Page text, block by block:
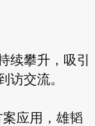
续攀升，吸引
访交流。
应用，雄韬